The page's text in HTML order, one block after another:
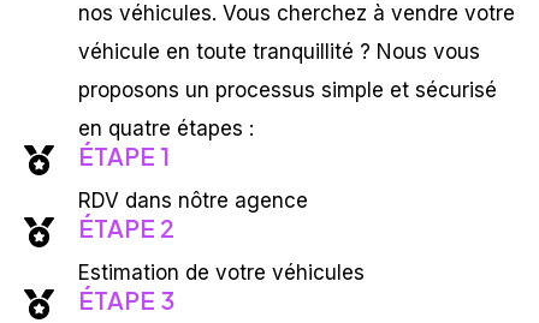
nos véhicules. Vous cherchez à vendre votre
véhicule en toute tranquillité ? Nous vous
proposons un processus simple et sécurisé
en quatre étapes :
ÉTAPE 1
RDV dans nôtre agence
ÉTAPE 2
Estimation de votre véhicules
ÉTAPE 3